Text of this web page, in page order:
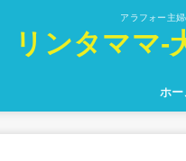
アラフォー主
リンタママ-
ホー